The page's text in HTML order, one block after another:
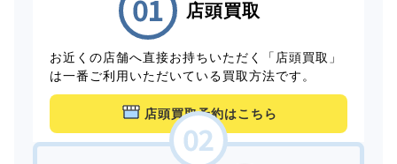
店頭買取
お近くの店舗へ直接お持ちいただく「店頭買取」
は一番ご利用いただいている買取方法です。
店頭買取予約はこちら